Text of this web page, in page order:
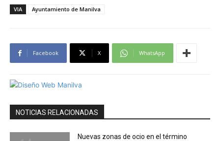
VIA Ayuntamiento de Manilva
Facebook X WhatsApp
NOTICIAS RELACIONADAS
Nuevas zonas de ocio en el término